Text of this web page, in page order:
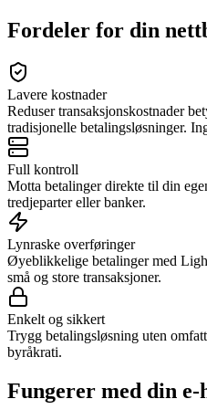
Fordeler for din
Lavere kostnader
Reduser transaksjonskostnader
tradisjonelle betalingsløsninger.
Full kontroll
Motta betalinger direkte til din
tredjeparter eller banker.
Lynraske overføringer
Øyeblikkelige betalinger med
små og store transaksjoner.
Enkelt og sikkert
Trygg betalingsløsning uten
byråkrati.
Fungerer med din